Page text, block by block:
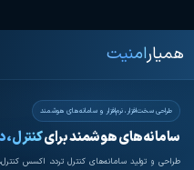
to
the
content
همیار امنیت
همیارامنیت
طراحی سخت‌افزار، نرم‌افزار و سامانه‌های هوشمند
سامانه‌های هوشمند برای
طراحی و تولید سامانه‌های کنترل تردد، اکسس